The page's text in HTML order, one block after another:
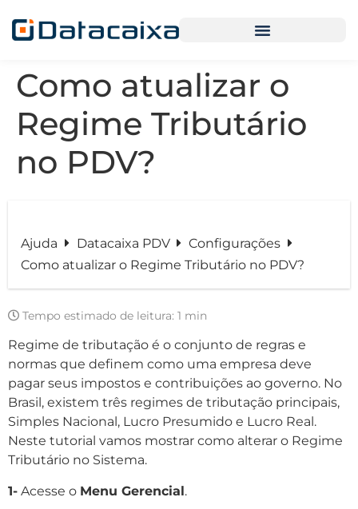
Como atualizar o
Regime Tributário
no PDV?
Ajuda Datacaixa PDV
Configurações
Como atualizar o Regime Tributário no PDV?
Tempo estimado de leitura: 1 min
Regime de tributação é o conjunto de regras e
normas que definem como uma empresa deve
pagar seus impostos e contribuições ao governo. No
Brasil, existem três regimes de tributação principais,
Simples Nacional, Lucro Presumido e Lucro Real.
Neste tutorial vamos mostrar como alterar o Regime
Tributário no Sistema.
1- Acesse o Menu Gerencial.